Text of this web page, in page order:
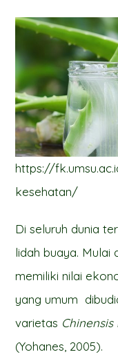
https://
kesehatan/
Di seluruh dunia
lidah buaya. Mulai
memiliki nilai
yang umum
varietas
(Yohanes, 2005).